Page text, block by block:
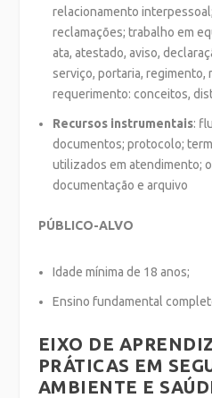
relacionamento
reclamações; trabalho em
ata, atestado, aviso,
serviço, portaria, regimento,
requerimento: conceitos,
Recursos instrumentais:
documentos; protocolo;
utilizados em atendimento;
documentação e arquivo
PÚBLICO-ALVO
Idade mínima de 18 anos;
Ensino fundamental
EIXO DE
PRÁTICAS EM
AMBIENTE E